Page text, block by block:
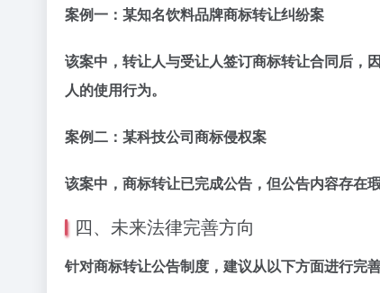
案例一：某知名饮料品牌商标转让纠纷案
该案中，转让人与受让人签订商标转让合同后，
人的使用行为。
案例二：某科技公司商标侵权案
该案中，商标转让已完成公告，但公告内容存在
四、未来法律完善方向
针对商标转让公告制度，建议从以下方面进行完